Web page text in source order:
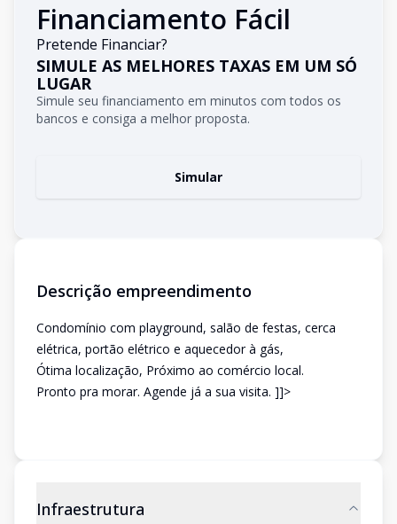
Financiamento Fácil
Pretende Financiar?
SIMULE AS MELHORES TAXAS EM UM SÓ
LUGAR
Simule seu financiamento em minutos com todos os
bancos e consiga a melhor proposta.
Simular
Descrição empreendimento
Condomínio com playground, salão de festas, cerca
elétrica, portão elétrico e aquecedor à gás,
Ótima localização, Próximo ao comércio local.
Pronto pra morar. Agende já a sua visita. ]]>
Infraestrutura